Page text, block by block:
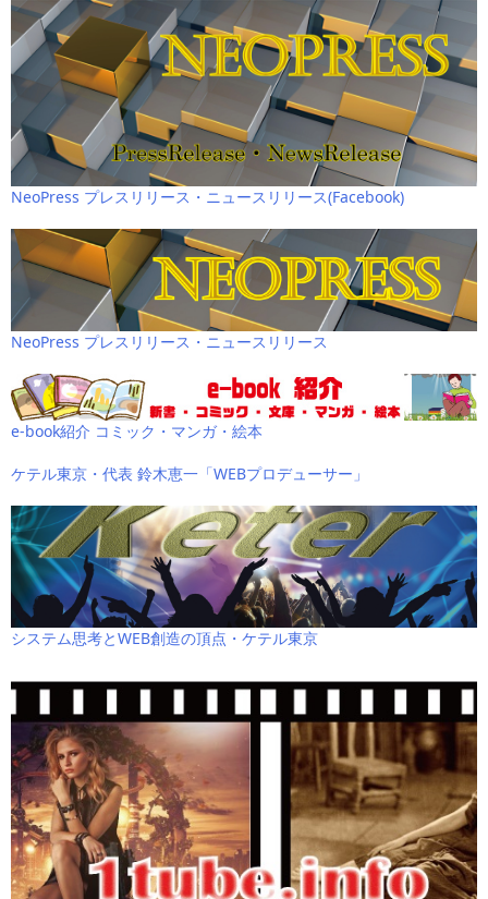
NeoPress プレスリリース・ニュースリリース(Facebook)
NeoPress プレスリリース・ニュースリリース
e-book紹介 コミック・マンガ・絵本
ケテル東京・代表 鈴木恵一「WEBプロデューサー」
システム思考とWEB創造の頂点・ケテル東京